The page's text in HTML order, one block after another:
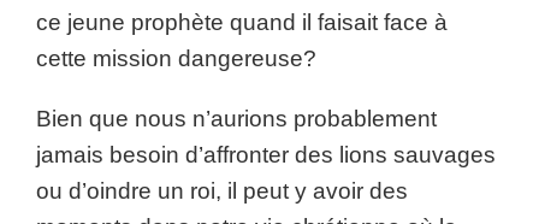
ce jeune prophète quand il faisait face à
cette mission dangereuse?
Bien que nous n’aurions probablement
jamais besoin d’affronter des lions sauvages
ou d’oindre un roi, il peut y avoir des